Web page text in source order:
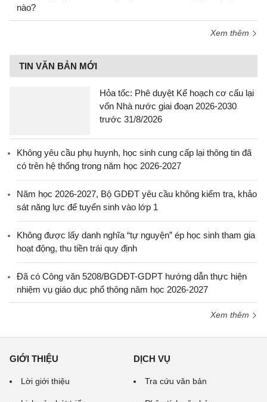
nào?
Xem thêm
TIN VĂN BẢN MỚI
Hỏa tốc: Phê duyệt Kế hoạch cơ cấu lại
vốn Nhà nước giai đoạn 2026-2030
trước 31/8/2026
Không yêu cầu phụ huynh, học sinh cung cấp lại thông tin đã
có trên hệ thống trong năm học 2026-2027
Năm học 2026-2027, Bộ GDĐT yêu cầu không kiểm tra, khảo
sát năng lực để tuyển sinh vào lớp 1
Không được lấy danh nghĩa “tự nguyện” ép học sinh tham gia
hoạt động, thu tiền trái quy định
Đã có Công văn 5208/BGDĐT-GDPT hướng dẫn thực hiện
nhiệm vụ giáo dục phổ thông năm học 2026-2027
Xem thêm
GIỚI THIỆU
Lời giới thiệu
DỊCH VỤ
Tra cứu văn bản